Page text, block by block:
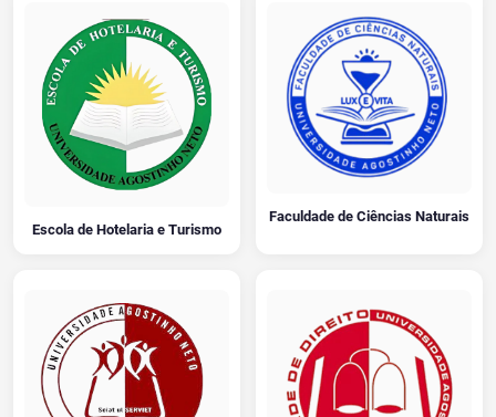
Escola de Hotelaria e Turismo
Faculdade de Ciências Naturais